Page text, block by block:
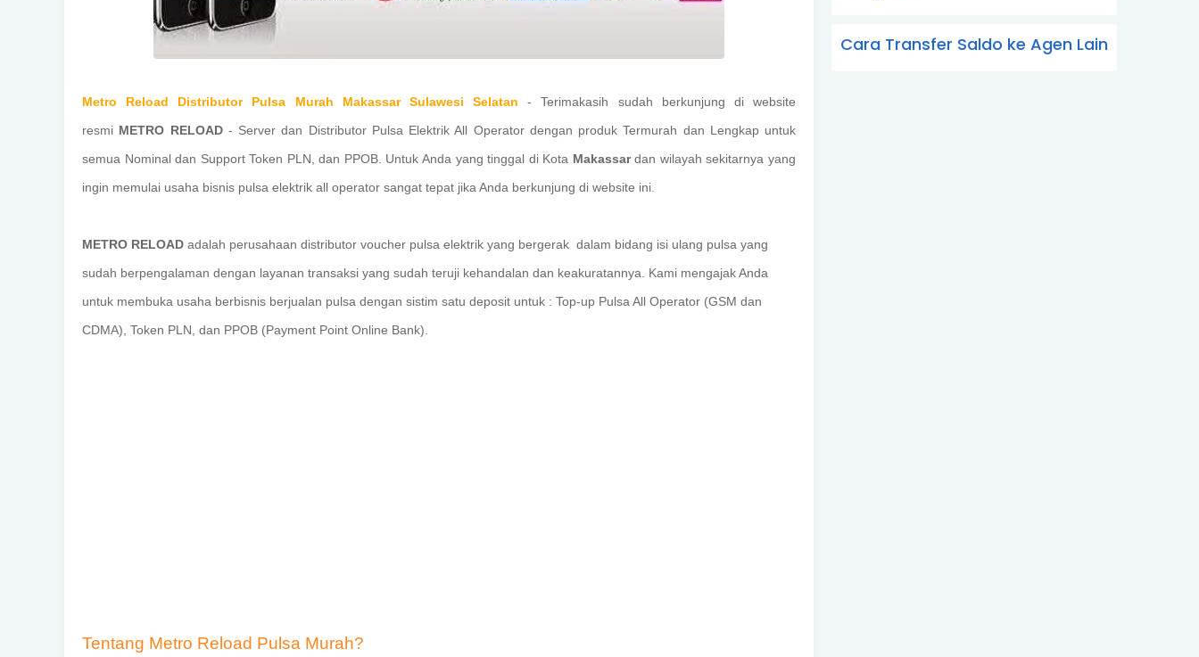
Metro Reload Distributor Pulsa Murah Makassar Sulawesi Selatan -Terimakasih sudah berkunjung di website
resmi METRO RELOAD- Server dan Distributor Pulsa Elektrik All Operator dengan produk Termurah dan Lengkap untuk
semua Nominal dan Support Token PLN, dan PPOB. Untuk Anda yang tinggal di Kota Makassardan wilayah sekitarnya yang
ingin memulai usaha bisnis pulsa elektrik all operator sangat tepat jika Anda berkunjung di website ini.
METRO RELOAD adalah perusahaan distributor voucher pulsa elektrik yang bergerak dalam bidang isi ulang pulsa yang
sudah berpengalaman dengan layanan transaksi yang sudah teruji kehandalan dan keakuratannya. Kami mengajak Anda
untuk membuka usaha berbisnis berjualan pulsa dengan sistim satu deposit untuk : Top-up Pulsa All Operator (GSM dan
CDMA), Token PLN, dan PPOB (Payment Point Online Bank).
Tentang Metro Reload Pulsa Murah?
Cara Transfer Saldo ke Agen Lain